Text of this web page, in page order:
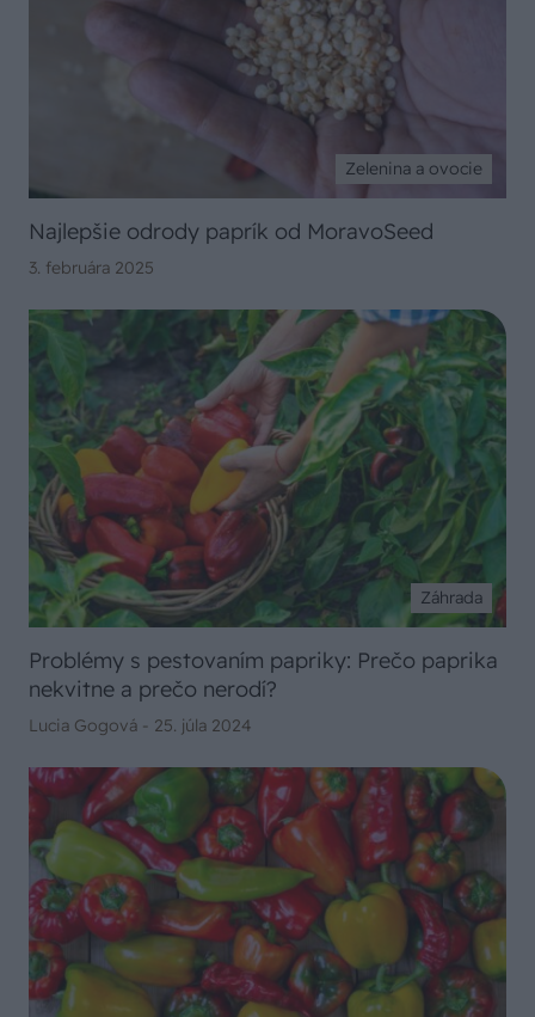
Zelenina a ovocie
Najlepšie odrody paprík od MoravoSeed
3. februára 2025
Záhrada
Problémy s pestovaním papriky: Prečo paprika
nekvitne a prečo nerodí?
Lucia Gogová - 25. júla 2024